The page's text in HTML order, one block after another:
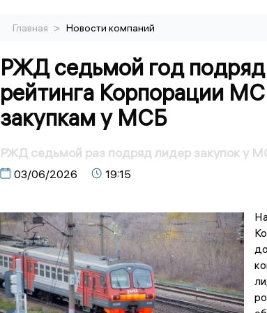
Главная > Новости компаний
РЖД седьмой год
рейтинга Корпорации
закупкам у МСБ
РЖД седьмой раз подряд лидер закупок у
03/06/2026 19:15